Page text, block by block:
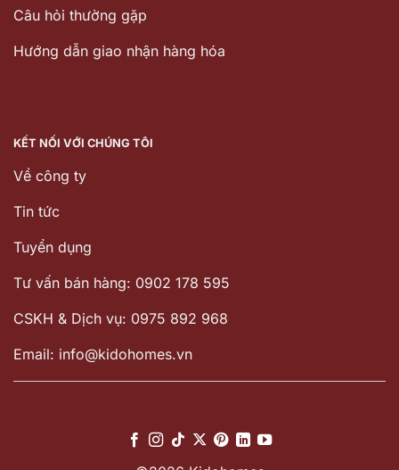
Câu hỏi thường gặp
Hướng dẫn giao nhận hàng hóa
KẾT NỐI VỚI CHÚNG TÔI
Về công ty
Tin tức
Tuyển dụng
Tư vấn bán hàng: 0902 178 595
CSKH & Dịch vụ: 0975 892 968
Email: info@kidohomes.vn